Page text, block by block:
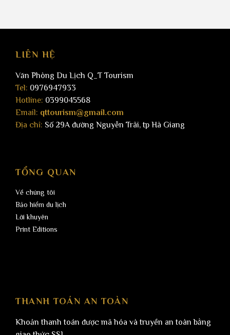
LIÊN HỆ
Văn Phòng Du Lịch Q_T Tourism
Tel: 0976947933
Hotline: 0399045568
Email: qttourism@gmail.com
Địa chỉ: Số 29A đường Nguyễn Trãi, tp Hà Giang
TỔNG QUAN
Về chúng tôi
Bảo hiểm du lịch
Lời khuyên
Print Editions
THANH TOÁN AN TOÀN
Khoản thanh toán được mã hóa và truyền an toàn bằng